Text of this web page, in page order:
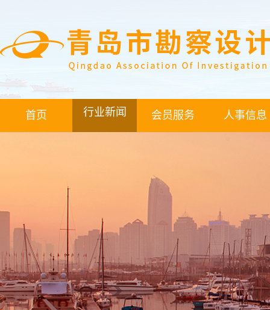
首页 行业新闻 会员服务 人事信息